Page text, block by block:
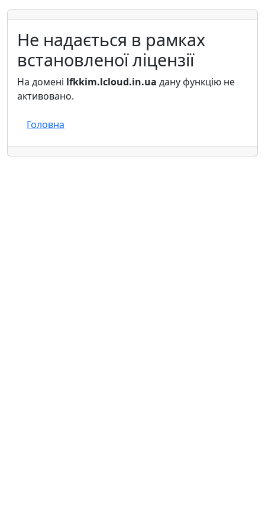
Не надається в рамках
встановленої ліцензії
На домені lfkkim.lcloud.in.ua дану функцію не
активовано.
Головна